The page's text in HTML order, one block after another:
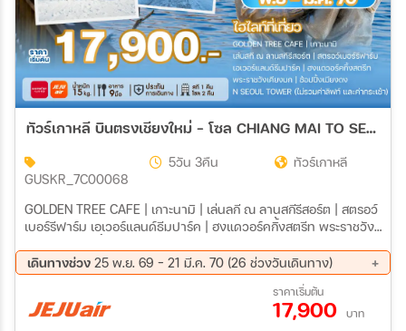
ทัวร์เกาหลี บินตรงเชียงใหม่ - โซล CHIANG MAI TO SEOUL SNOWING SKI 5วัน 3คืน (7C, ZE)
GUSKR_7C00068
5วัน 3คืน ทัวร์เกาหลี
GOLDEN TREE CAFE | เกาะนามิ | เล่นลกี ณ ลานสกีรีสอร์ต | สตรอว์
เบอร์รีฟาร์ม เอเวอร์แลนด์ธีมปาร์ค | ฮงแดวอร์คกิ้งสตรีท พระราชวัง
กระเช้า)
เดินทางช่วง 25 พ.ย. 69 - 21 มี.ค. 70 (26 ช่วงวันเดินทาง)
02 ธ.ค. 69 - 06 ธ.ค. 69
03 ธ.ค. 69 - 07 ธ.ค. 69
09 ธ.ค. 69 - 13 ธ.ค. 69
16 ธ.ค. 69 - 20 ธ.ค. 69
23 ธ.ค. 69 - 27 ธ.ค. 69
ราคาเริ่มต้น
17,900 บาท